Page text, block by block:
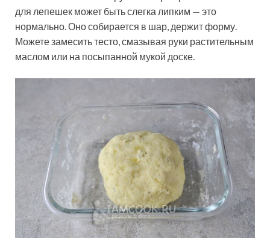
для лепешек может быть слегка липким — это
нормально. Оно собирается в шар, держит форму.
Можете замесить тесто, смазывая руки растительным
маслом или на посыпанной мукой доске.